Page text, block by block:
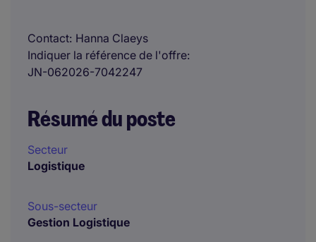
Contact Hanna Claeys
Indiquer la référence de l'offre
JN-062026-7042247
Résumé du poste
Secteur
Logistique
Sous-secteur
Gestion Logistique